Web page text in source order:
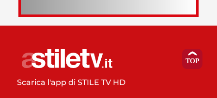
Scarica l'app di STILE TV HD